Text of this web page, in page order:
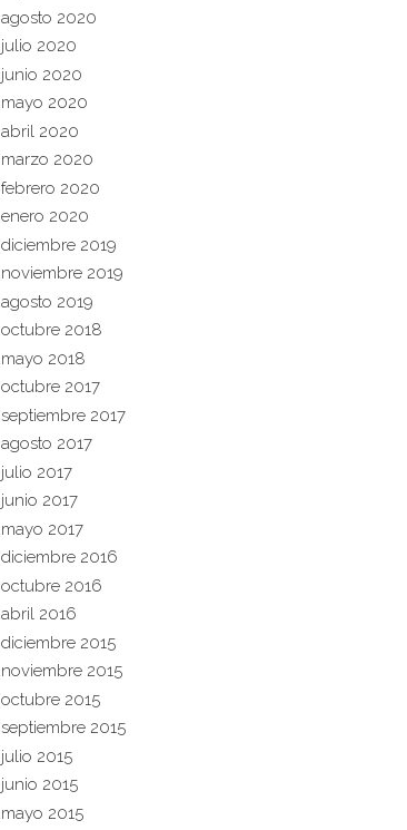
agosto 2020
julio 2020
junio 2020
mayo 2020
abril 2020
marzo 2020
febrero 2020
enero 2020
diciembre 2019
noviembre 2019
agosto 2019
octubre 2018
mayo 2018
octubre 2017
septiembre 2017
agosto 2017
julio 2017
junio 2017
mayo 2017
diciembre 2016
octubre 2016
abril 2016
diciembre 2015
noviembre 2015
octubre 2015
septiembre 2015
julio 2015
junio 2015
mayo 2015